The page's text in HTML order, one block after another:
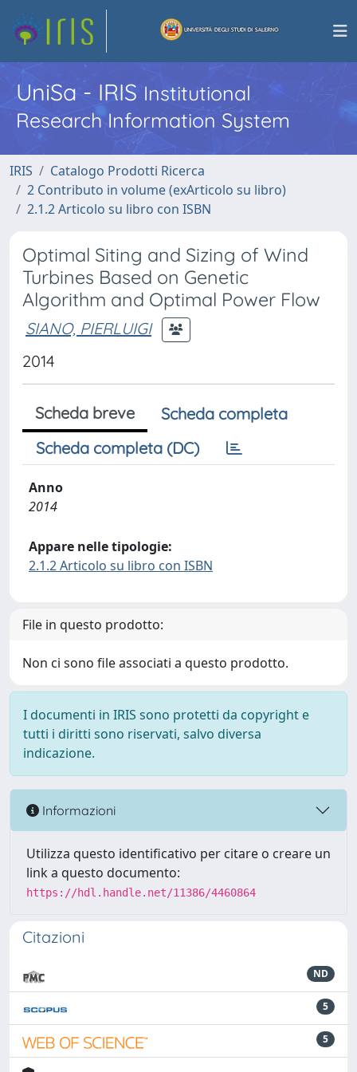
UniSa - IRISInstitutional
Research Information System
IRIS
Catalogo Prodotti Ricerca
2 Contributo in volume (exArticolo su libro)
2.1.2 Articolo su libro con ISBN
Optimal Siting and Sizing of Wind
Turbines Based on Genetic
Algorithm and Optimal Power Flow
SIANO, PIERLUIGI
2014
Scheda breve
Scheda completa
Scheda completa (DC)
Anno
2014
Appare nelle tipologie:
2.1.2 Articolo su libro con ISBN
File in questo prodotto:
Non ci sono file associati a questo prodotto.
I documenti in IRIS sono protetti da copyright e
tutti i diritti sono riservati, salvo diversa
indicazione.
Informazioni
Utilizza questo identificativo per citare o creare un
link a questo documento:
https://hdl.handle.net/11386/4460864
Citazioni
ND
5
5